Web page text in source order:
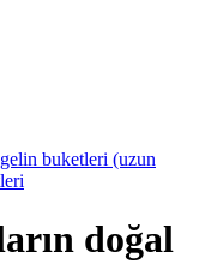
buketleri (uzun
doğal